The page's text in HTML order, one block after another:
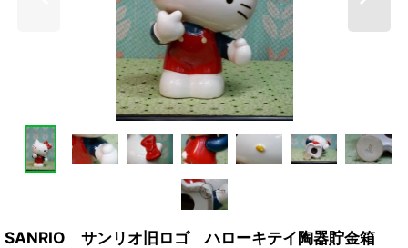
SANRIO サンリオ旧ロゴ ハローキテイ陶器貯金箱